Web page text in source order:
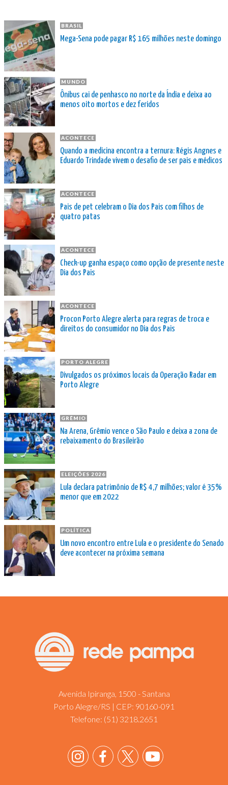
BRASIL
Mega-Sena pode pagar R$ 165 milhões neste domingo
MUNDO
Ônibus cai de penhasco no norte da Índia e deixa ao
menos oito mortos e dez feridos
ACONTECE
Quando a medicina encontra a ternura: Régis Angnes e
Eduardo Trindade vivem o desafio de ser pais e médicos
ACONTECE
Pais de pet celebram o Dia dos Pais com filhos de
quatro patas
ACONTECE
Check-up ganha espaço como opção de presente neste
Dia dos Pais
ACONTECE
Procon Porto Alegre alerta para regras de troca e
direitos do consumidor no Dia dos Pais
PORTO ALEGRE
Divulgados os próximos locais da Operação Radar em
Porto Alegre
GRÊMIO
Na Arena, Grêmio vence o São Paulo e deixa a zona de
rebaixamento do Brasileirão
ELEIÇÕES 2026
Lula declara patrimônio de R$ 4,7 milhões; valor é 35%
menor que em 2022
POLÍTICA
Um novo encontro entre Lula e o presidente do Senado
deve acontecer na próxima semana
Avenida Ipiranga, 1500 - Santana
Porto Alegre/RS | CEP: 90160-091
Telefone: (51) 3218.2651